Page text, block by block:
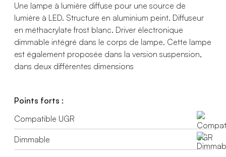
Une lampe à lumière diffuse pour une source de
lumière à LED. Structure en aluminium peint. Diffuseur
en méthacrylate frost blanc. Driver électronique
dimmable intégré dans le corps de lampe. Cette lampe
est également proposée dans la version suspension,
dans deux différentes dimensions
Points forts :
Compatible UGR
Dimmable